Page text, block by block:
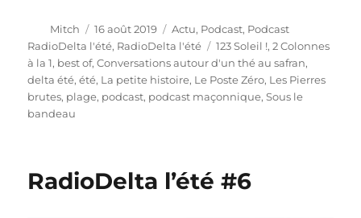
Auteur
Mitch
Publié
le
16 août 2019 Catégories
Actu, Podcast, Podcast
RadioDelta l'été, RadioDelta l'été Étiquettes
123 Soleil !,2 Colonnes
à la 1, best of,Conversations autour d'un thé au safran,
delta été,été, La petite histoire, Le Poste Zéro, Les Pierres
brutes, plage, podcast, podcast maçonnique,Sous le
bandeau
RadioDelta l’été #6